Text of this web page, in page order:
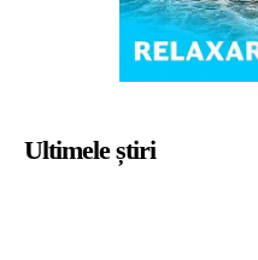
Ultimele știri